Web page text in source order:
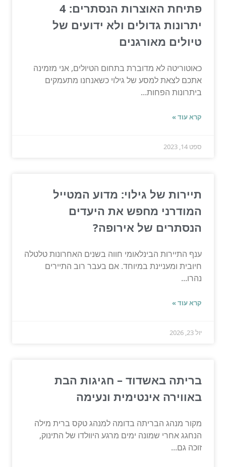
פתיחת האוצרות הנסתרים: 4
יתרונות גדולים ולא ידועים של
טיולים מאורגנים
כאוטוריטה לא מדוברת בתחום הטיולים, אני מזמינה
אתכם לצאת למסע של גילוי כשאנחנו מתעמקים
ביתרונות הפחות...
קרא עוד »
ספט 14, 2023
תיירות של גילוי: מדוע המטייל
המודרני מחפש את היעדים
הנסתרים של אירופה?
ענף התיירות הבינלאומי חווה בשנים האחרונות טלטלה
חיובית ומעניינת במיוחד. אם בעבר רוב התיירים
נהרו...
קרא עוד »
יול 23, 2026
בריתה באשדוד – חגיגות הבת
באווירה אינטימית ונעימה
מקור מנהג הבריתה בדומה למנהג טקס ברית מילה
הנחגג אחרי שמונה ימים מרגע היוולדו של התינוק,
זוכה גם...